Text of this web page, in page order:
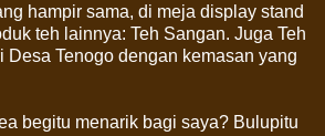
hampir sama, di meja display stand
teh lainnya: Teh Sangan. Juga Teh
Desa Tenogo dengan kemasan yang
begitu menarik bagi saya? Bulupitu